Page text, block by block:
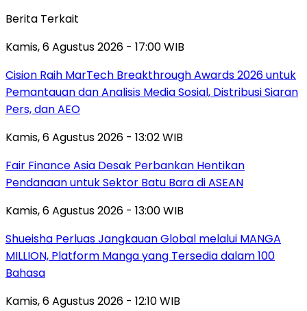
Berita Terkait
Kamis, 6 Agustus 2026 - 17:00 WIB
Cision Raih MarTech Breakthrough Awards 2026 untuk
Pemantauan dan Analisis Media Sosial, Distribusi Siaran
Pers, dan AEO
Kamis, 6 Agustus 2026 - 13:02 WIB
Fair Finance Asia Desak Perbankan Hentikan
Pendanaan untuk Sektor Batu Bara di ASEAN
Kamis, 6 Agustus 2026 - 13:00 WIB
Shueisha Perluas Jangkauan Global melalui MANGA
MILLION, Platform Manga yang Tersedia dalam 100
Bahasa
Kamis, 6 Agustus 2026 - 12:10 WIB